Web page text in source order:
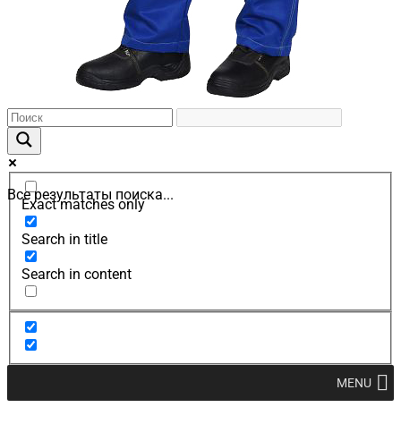
Все результаты поиска...
Exact matches only
Search in title
Search in content
MENU